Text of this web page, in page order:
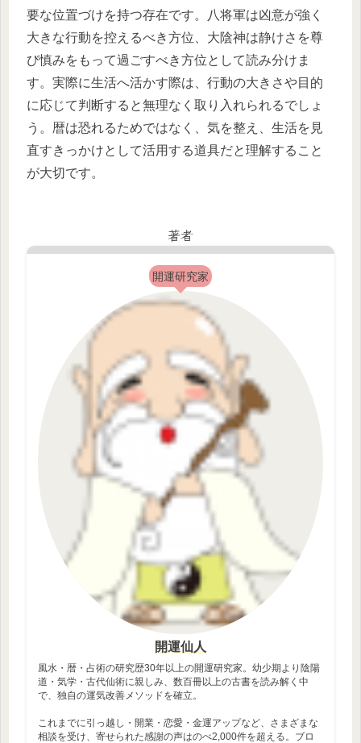
要な位置づけを持つ存在です。八将軍は凶意が強く
大きな行動を控えるべき方位、大陰神は静けさを尊
び慎みをもって過ごすべき方位として読み分けま
す。実際に生活へ活かす際は、行動の大きさや目的
に応じて判断すると無理なく取り入れられるでしょ
う。暦は恐れるためではなく、気を整え、生活を見
直すきっかけとして活用する道具だと理解すること
が大切です。
著者
開運研究家
開運仙人
風水・暦・占術の研究歴30年以上の開運研究家。幼少期より陰陽
道・気学・古代仙術に親しみ、数百冊以上の古書を読み解く中
で、独自の運気改善メソッドを確立。
これまでに引っ越し・開業・恋愛・金運アップなど、さまざまな
相談を受け、寄せられた感謝の声はのべ2,000件を超える。ブロ